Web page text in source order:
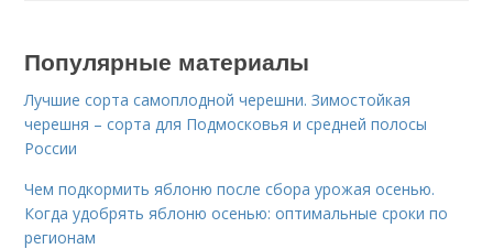
Популярные материалы
Лучшие сорта самоплодной черешни. Зимостойкая
черешня – сорта для Подмосковья и средней полосы
России
Чем подкормить яблоню после сбора урожая осенью.
Когда удобрять яблоню осенью: оптимальные сроки по
регионам